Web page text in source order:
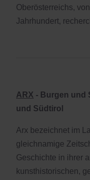
Oberösterreichs,
Jahrhundert,
ARX - Burgen und
und Südtirol
Arx bezeichnet im
gleichnamige
Geschichte in ihrer
kunsthistorischen,